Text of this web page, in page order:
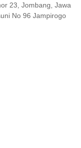
23, Jombang, Jawa
No 96 Jampirogo